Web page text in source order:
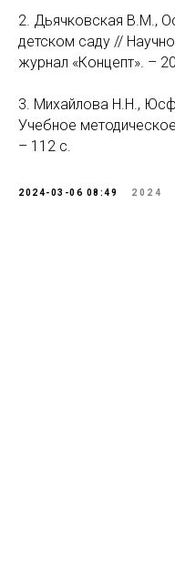
2. Дьячковская В.М.,
детском саду //
журнал «Концепт». –
3. Михайлова Н.Н.,
Учебное
– 112 с.
2024-03-06 08:49 2024